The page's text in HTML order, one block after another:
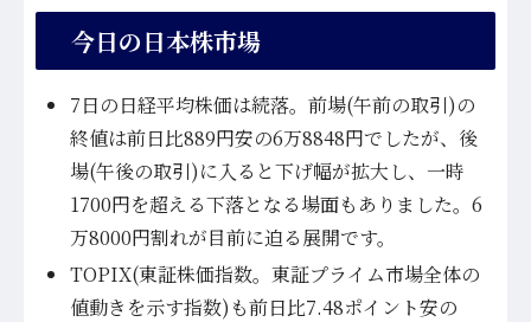
今日の日本株市場
7日の日経平均株価は続落。前場(午前の取引)の
終値は前日比889円安の6万8848円でしたが、後
場(午後の取引)に入ると下げ幅が拡大し、一時
1700円を超える下落となる場面もありました。6
万8000円割れが目前に迫る展開です。
TOPIX(東証株価指数。東証プライム市場全体の
値動きを示す指数)も前日比7.48ポイント安の